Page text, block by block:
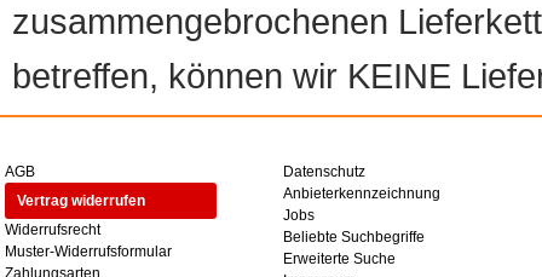
zusammengebrochenen
betreffen, können wir KEINE
AGB
Vertrag widerrufen
Widerrufsrecht
Muster-Widerrufsformular
Zahlungsarten
Datenschutz
Anbieterkennzeichnung
Jobs
Beliebte Suchbegriffe
Erweiterte Suche